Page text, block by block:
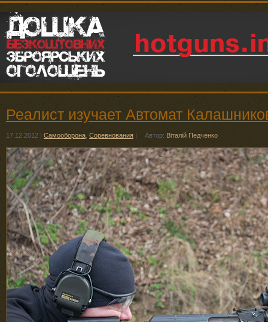
Реалист изучает Автомат
17.12.2012 Самооборона Соревнования Автор: Віталій Педченко